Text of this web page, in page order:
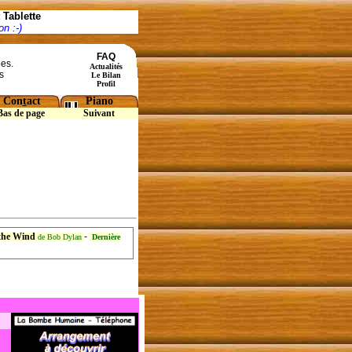
:-)
FAQ
Actualités
Le Bilan
Profil
Contact Piano
de page Suivant
Wind de Bob Dylan - Dernière